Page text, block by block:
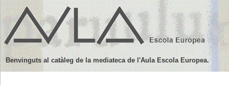
Benvinguts al catàleg de la mediateca de l'Aula Escola Europea.